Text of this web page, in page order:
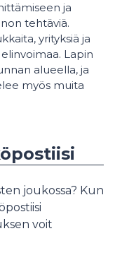
ja
tehtäviä.
yrityksiä ja
Lapin
alueella, ja
myös muita
joukossa? Kun
voit